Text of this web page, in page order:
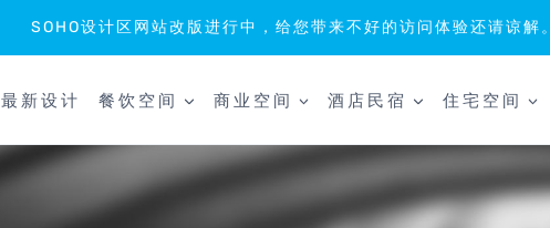
SOHO设计区网站改版进行中，给您带来不好的访问体验还请谅解。
最新设计 餐饮空间 商业空间 酒店民宿 住宅空间